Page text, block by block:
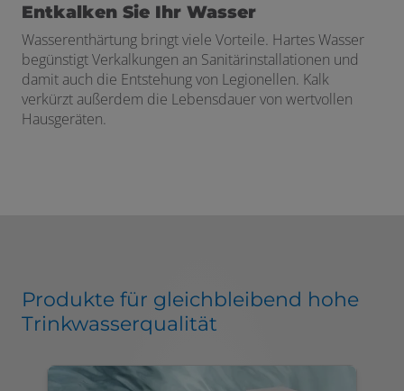
Entkalken Sie Ihr Wasser
Wasserenthärtung bringt viele Vorteile. Hartes Wasser
begünstigt Verkalkungen an Sanitärinstallationen und
damit auch die Entstehung von Legionellen. Kalk
verkürzt außerdem die Lebensdauer von wertvollen
Hausgeräten.
Produkte für gleichbleibend hohe
Trinkwasserqualität